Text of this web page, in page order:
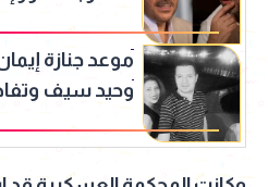
موعد جنازة إيمان
وحيد سيف